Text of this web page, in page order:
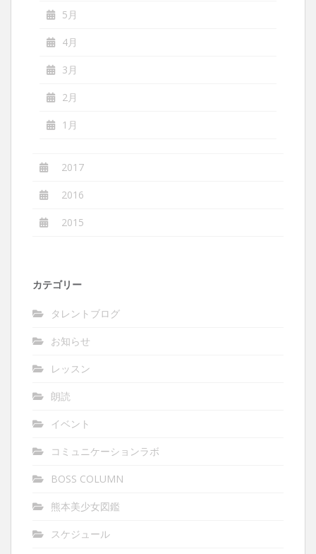
5月
4月
3月
2月
1月
2017
2016
2015
カテゴリー
タレントブログ
お知らせ
レッスン
朗読
イベント
コミュニケーションラボ
BOSS COLUMN
熊本美少女図鑑
スケジュール